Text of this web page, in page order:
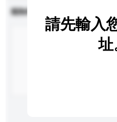
查詢內容
請先輸入
址